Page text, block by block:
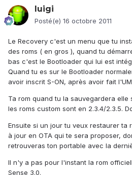
luigi
Posté(e) 16 octobre 2011
Le Recovery c'est un menu que tu
des roms ( en gros ), quand tu
bas c'est le Bootloader qui lui est
Quand tu es sur le Bootloader
avoir inscrit S-ON, après avoir fait
Ta rom quand tu la sauvegardera elle
les roms custom sont en 2.3.4/2.3.5.
Ensuite si un jour tu veux restaurer ta
à jour en OTA qui te sera proposer,
retrouveras ton portable avec la
Il n'y a pas pour l'instant la rom
Sense 3.0.